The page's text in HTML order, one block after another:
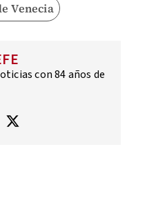
Venecia
con 84 años de